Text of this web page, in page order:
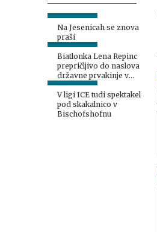
Na Jesenicah se znova
praši
Biatlonka Lena Repinc
prepričljivo do naslova
državne prvakinje v
vzponu
V ligi ICE tudi spektakel
pod skakalnico v
Bischofshofnu